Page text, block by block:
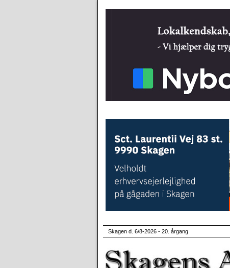
Skagen d. 6/8-2026 - 20. årgang